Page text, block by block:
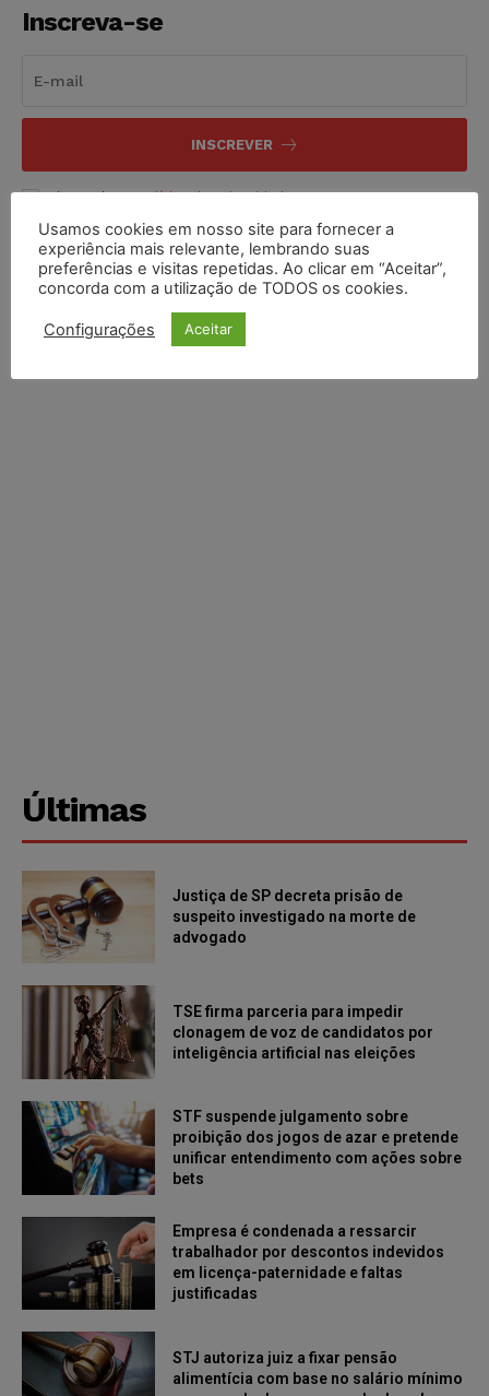
Inscreva-se
INSCREVER
Li e aceito aPolítica de Privacidade.
Últimas
Justiça de SP decreta prisão de
suspeito investigado na morte de
advogado
TSE firma parceria para impedir
clonagem de voz de candidatos por
inteligência artificial nas eleições
STF suspende julgamento sobre
proibição dos jogos de azar e pretende
unificar entendimento com ações sobre
bets
Empresa é condenada a ressarcir
trabalhador por descontos indevidos
em licença-paternidade e faltas
justificadas
STJ autoriza juiz a fixar pensão
alimentícia com base no salário mínimo
Usamos cookies em nosso site para fornecer a
experiência mais relevante, lembrando suas
preferências e visitas repetidas. Ao clicar em “Aceitar”,
concorda com a utilização de TODOS os cookies.
Configurações Aceitar